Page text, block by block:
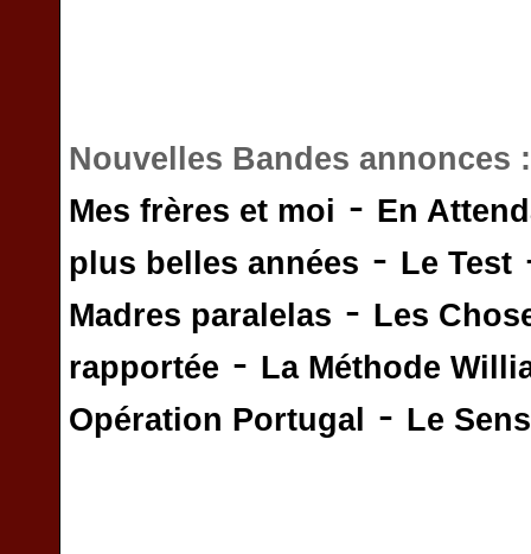
Nouvelles Bandes annonces
Mes frères et moi - En
plus belles années - Le Test
Madres paralelas - Les
rapportée - La Méthode
Opération Portugal
- Le